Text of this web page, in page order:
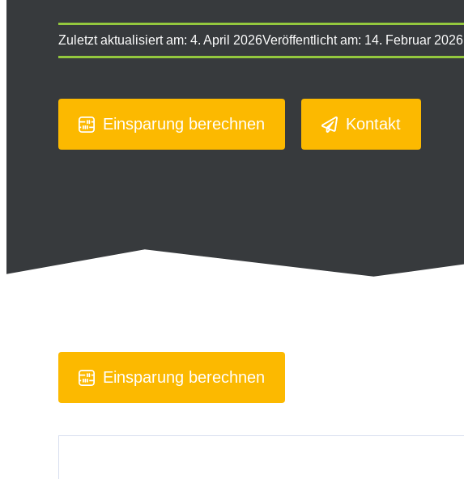
Zuletzt aktualisiert am: 4. April 2026Veröffentlicht am: 14. Februar 2026
Einsparung berechnen Kontakt
Einsparung berechnen